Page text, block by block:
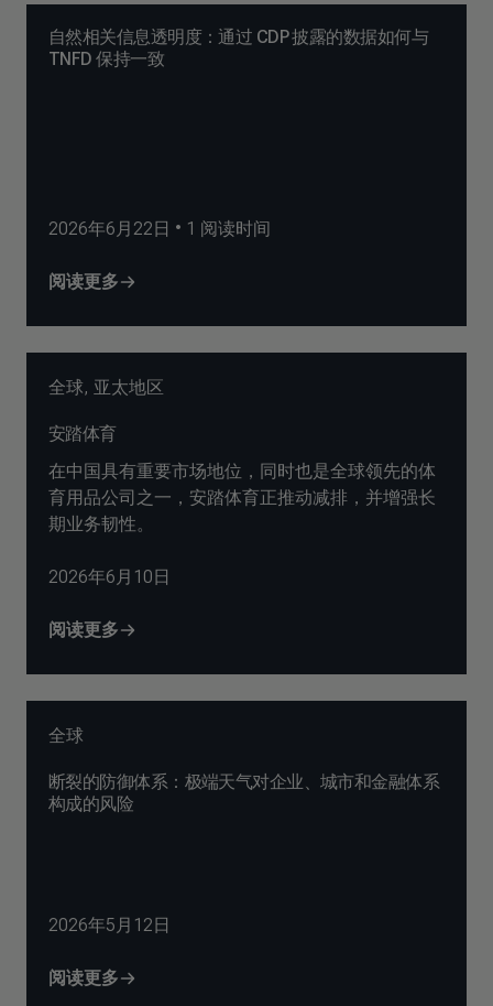
自然相关信息透明度：通过 CDP 披露的数据如何与
TNFD 保持一致
2026年6月22日 • 1 阅读时间
阅读更多
全球, 亚太地区
安踏体育
在中国具有重要市场地位，同时也是全球领先的体
育用品公司之一，安踏体育正推动减排，并增强长
期业务韧性。
2026年6月10日
阅读更多
全球
断裂的防御体系：极端天气对企业、城市和金融体系
构成的风险
2026年5月12日
阅读更多